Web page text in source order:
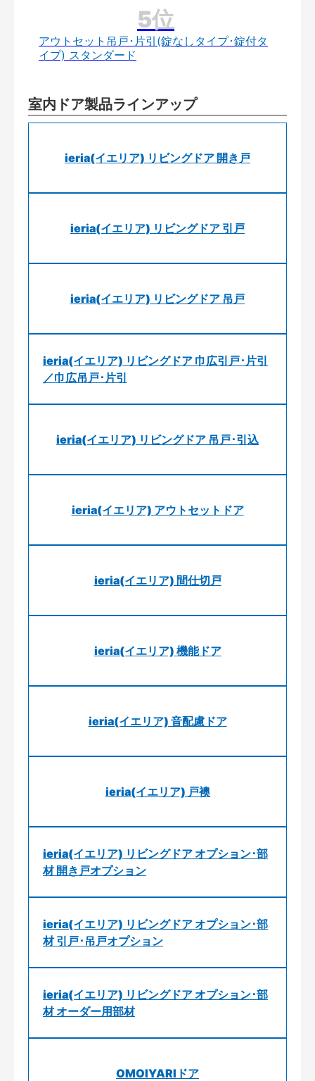
アウトセット吊戸･片引(錠なしタイプ･錠付タ
イプ) スタンダード
室内ドア製品ラインアップ
ieria(イエリア) リビングドア 開き戸
ieria(イエリア) リビングドア 引戸
ieria(イエリア) リビングドア 吊戸
ieria(イエリア) リビングドア 巾広引戸･片引
／巾広吊戸･片引
ieria(イエリア) リビングドア 吊戸･引込
ieria(イエリア) アウトセットドア
ieria(イエリア) 間仕切戸
ieria(イエリア) 機能ドア
ieria(イエリア) 音配慮ドア
ieria(イエリア) 戸襖
ieria(イエリア) リビングドア オプション･部
材 開き戸オプション
ieria(イエリア) リビングドア オプション･部
材 引戸･吊戸オプション
ieria(イエリア) リビングドア オプション･部
材 オーダー用部材
OMOIYARIドア